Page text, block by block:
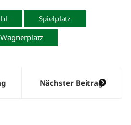
Spielplatz
Wagnerplatz
Nächster Beitrag